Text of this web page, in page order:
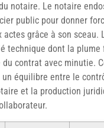
notaire. Le notaire
public pour donner
actes grâce à son sceau.
technique dont la plume
du contrat avec minutie.
équilibre entre le
et la production